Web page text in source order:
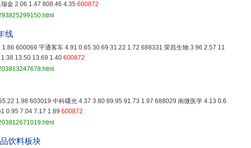
金 2.06 1.47 808.46 4.35 600872
线
600066 宇通客车 4.91 0.65 30.69 31.22 1.72 688331 荣昌生物 3.96 2.57 11
13.50 13.69 1.40 600872
1.98 603019 中科曙光 4.37 3.80 89.95 91.73 1.97 688029 南微医学 4.13 0.6
0.95 7.04 7.17 1.89 600872
饮料板块